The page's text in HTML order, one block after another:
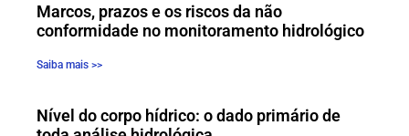
Marcos, prazos e os riscos da não
conformidade no monitoramento hidrológico
Saiba mais >>
Nível do corpo hídrico: o dado primário de